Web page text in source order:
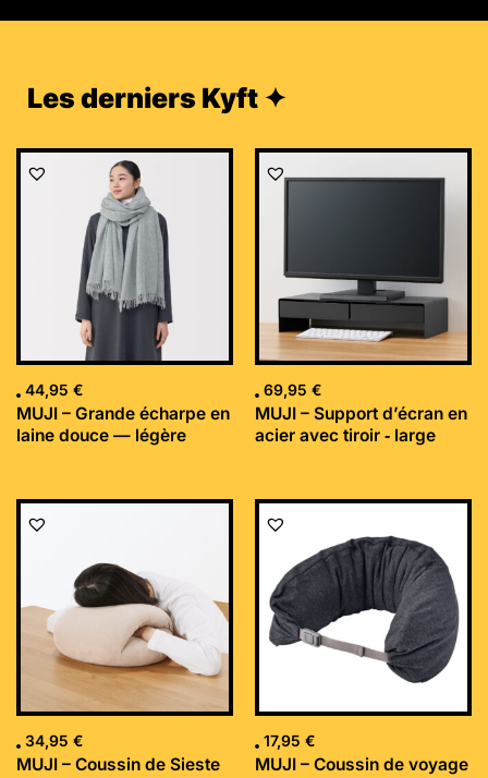
Les derniers Kyft ✦
44,95 €
MUJI – Grande écharpe en
laine douce — légère
69,95 €
MUJI – Support d’écran en
acier avec tiroir ‐ large
34,95 €
MUJI – Coussin de Sieste
17,95 €
MUJI – Coussin de voyage